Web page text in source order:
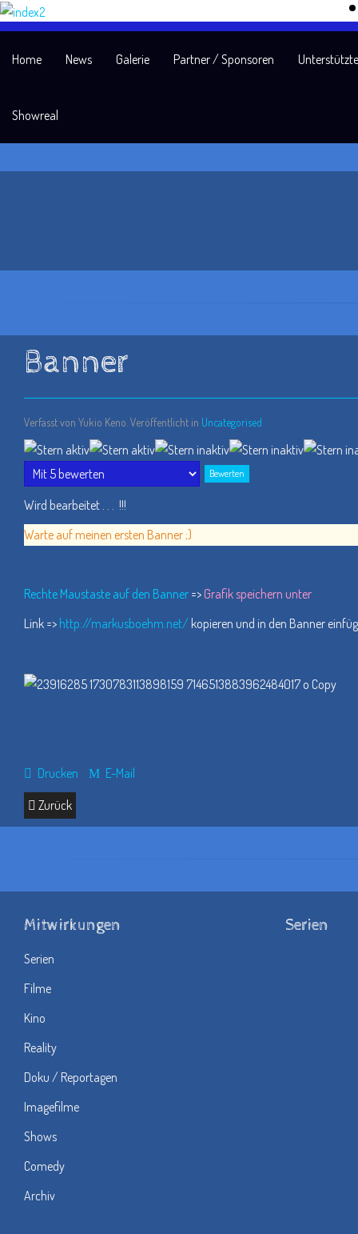
Home News Galerie Partner / Sponsoren
Showreal
Banner
Verfasst von Yukio Keno. Veröffentlicht in Uncategorised
Bewertung:2/5
Bitte
Wird bearbeitet . . . !!!
Warte auf meinen ersten Banner ;)
Rechte Maustaste auf den Banner => Grafik speichern unter
Link => http://markusboehm.net/ kopieren und in den Banner
Drucken
E-Mail
Zurück
Mitwirkungen
Serien
Filme
Kino
Reality
Doku / Reportagen
Imagefilme
Shows
Comedy
Archiv
Serien